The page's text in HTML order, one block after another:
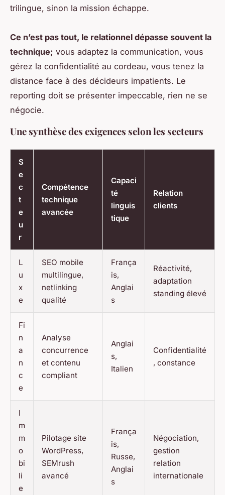
trilingue, sinon la mission échappe.
Ce n’est pas tout, le relationnel dépasse souvent la
technique; vous adaptez la communication, vous
gérez la confidentialité au cordeau, vous tenez la
distance face à des décideurs impatients. Le
reporting doit se présenter impeccable, rien ne se
négocie.
Une synthèse des exigences selon les secteurs
S
e
c
t
e
u
r
Compétence
technique
avancée
Capaci
té
linguis
tique
Relation
clients
L
u
x
e
SEO mobile
multilingue,
netlinking
qualité
França
is,
Anglai
s
Réactivité,
adaptation
standing élevé
Fi
n
a
n
c
e
Analyse
concurrence
et contenu
compliant
Anglai
s,
Italien
Confidentialité
, constance
I
m
m
o
bi
li
e
Pilotage site
WordPress,
SEMrush
avancé
França
is,
Russe,
Anglai
s
Négociation,
gestion
relation
internationale